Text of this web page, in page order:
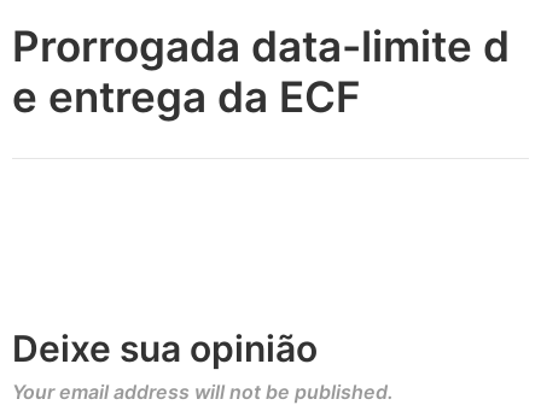
Prorrogada data-limite d
e entrega da ECF
Deixe sua opinião
Your email address will not be published.